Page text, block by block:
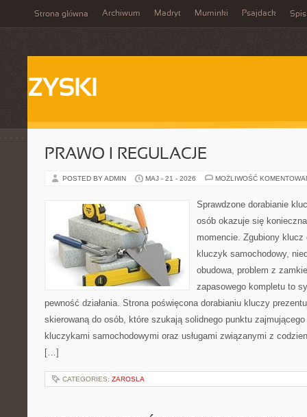
Strona główna Archiwum Madryt Muminki Psajdack Spis
ZYSKI
PRAWO I REGULACJE
POSTED BY ADMIN MAJ - 21 - 2026 MOŻLIWOŚĆ
Sprawdzone dorabianie
osób okazuje się
momencie. Zgubiony
kluczyk samochodowy,
obudowa, problem z
zapasowego kompletu to
pewność działania. Strona poświęcona dorabianiu kluczy
skierowaną do osób, które szukają solidnego punktu
kluczykami samochodowymi oraz usługami związanymi z
[…]
CATEGORIES: ZAROSLA